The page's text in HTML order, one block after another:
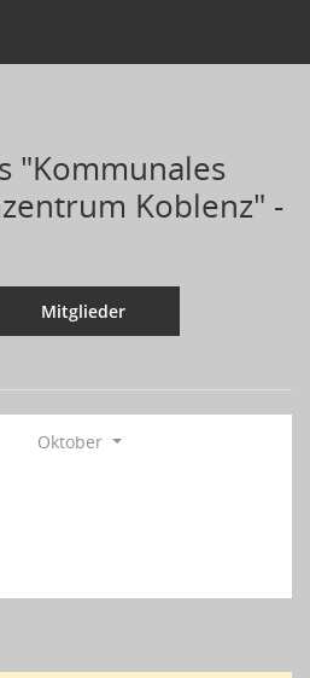
"Kommunales
Koblenz" -
Mitglieder
Oktober